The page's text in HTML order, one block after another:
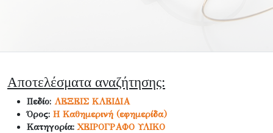
Αποτελέσματα αναζήτησης:
Πεδίο: ΛΕΞΕΙΣ ΚΛΕΙΔΙΑ
Όρος: Η Καθημερινή (εφημερίδα)
Κατηγορία:ΧΕΙΡΟΓΡΑΦΟ ΥΛΙΚΟ